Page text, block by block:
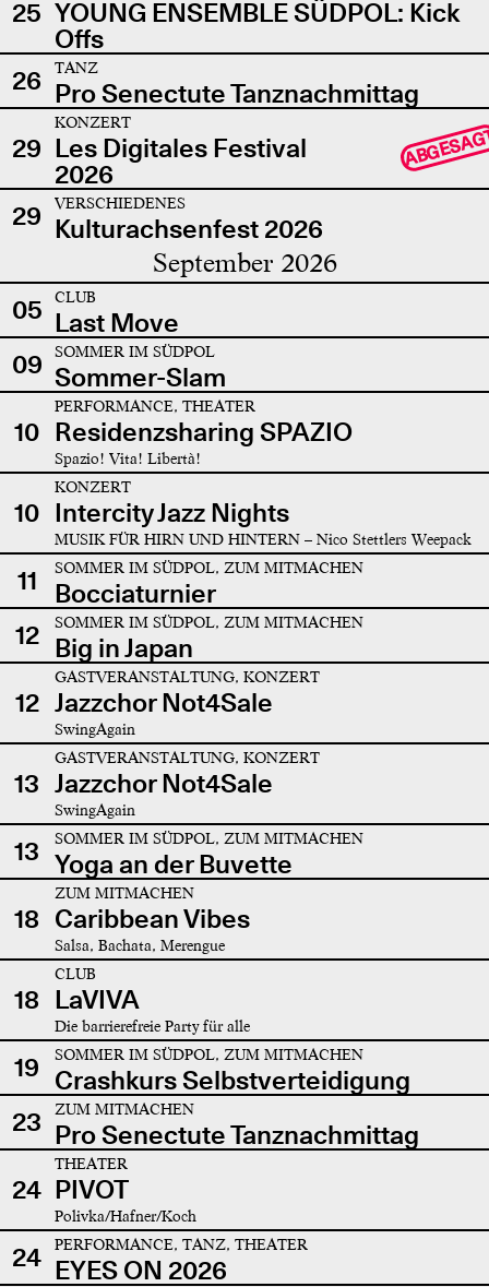
25 YOUNG ENSEMBLE SÜDPOL: Kick
Offs
26
TANZ
Pro Senectute Tanznachmittag
29
KONZERT
Les Digitales Festival
2026
29 VERSCHIEDENES
Kulturachsenfest 2026
September 2026
05 CLUB
Last Move
09
SOMMER IM SÜDPOL
Sommer-Slam
10
PERFORMANCE, THEATER
Residenzsharing SPAZIO
Spazio! Vita! Libertà!
10
KONZERT
Intercity Jazz Nights
MUSIK FÜR HIRN UND HINTERN – Nico Stettlers Weepack
11 SOMMER IM SÜDPOL, ZUM MITMACHEN
Bocciaturnier
12
SOMMER IM SÜDPOL, ZUM MITMACHEN
Big in Japan
12
GASTVERANSTALTUNG, KONZERT
Jazzchor Not4Sale
SwingAgain
13
GASTVERANSTALTUNG, KONZERT
Jazzchor Not4Sale
SwingAgain
13 SOMMER IM SÜDPOL, ZUM MITMACHEN
Yoga an der Buvette
18
ZUM MITMACHEN
Caribbean Vibes
Salsa, Bachata, Merengue
18
CLUB
LaVIVA
Die barrierefreie Party für alle
19 SOMMER IM SÜDPOL, ZUM MITMACHEN
Crashkurs Selbstverteidigung
23
ZUM MITMACHEN
Pro Senectute Tanznachmittag
24
THEATER
PIVOT
Polivka/Hafner/Koch
24 PERFORMANCE, TANZ, THEATER
EYES ON 2026